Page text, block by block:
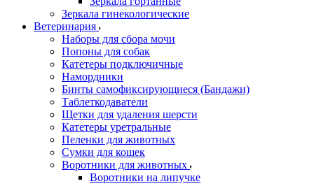
Зеркала гинекологические
Ветеринария
Наборы для сбора мочи
Попоны для собак
Катетеры подключичные
Намордники
Бинты самофиксирующиеся (Бандажи)
Таблеткодаватели
Щетки для удаления шерсти
Катетеры уретральные
Пеленки для животных
Сумки для кошек
Воротники для животных
Воротники на липучке